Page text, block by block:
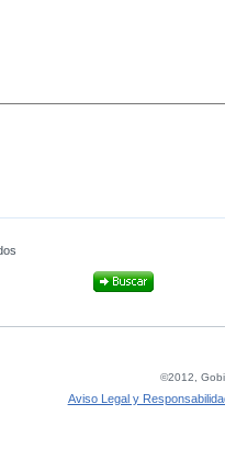
©2012,
Aviso Legal y